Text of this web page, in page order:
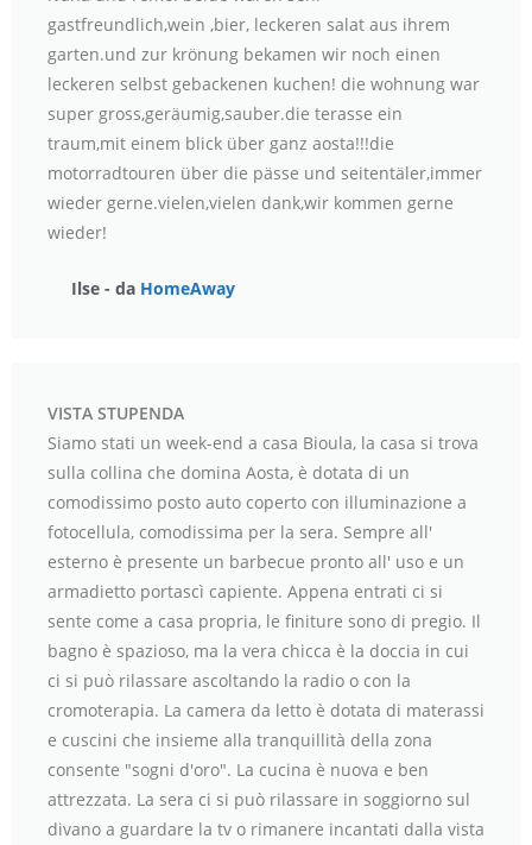
gastfreundlich,wein ,bier, leckeren salat aus ihrem
garten.und zur krönung bekamen wir noch einen
leckeren selbst gebackenen kuchen! die wohnung war
super gross,geräumig,sauber.die terasse ein
traum,mit einem blick über ganz aosta!!!die
motorradtouren über die pässe und seitentäler,immer
wieder gerne.vielen,vielen dank,wir kommen gerne
wieder!
Ilse - da HomeAway
VISTA STUPENDA
Siamo stati un week-end a casa Bioula, la casa si trova
sulla collina che domina Aosta, è dotata di un
comodissimo posto auto coperto con illuminazione a
fotocellula, comodissima per la sera. Sempre all'
esterno è presente un barbecue pronto all' uso e un
armadietto portascì capiente. Appena entrati ci si
sente come a casa propria, le finiture sono di pregio. Il
bagno è spazioso, ma la vera chicca è la doccia in cui
ci si può rilassare ascoltando la radio o con la
cromoterapia. La camera da letto è dotata di materassi
e cuscini che insieme alla tranquillità della zona
consente "sogni d'oro". La cucina è nuova e ben
attrezzata. La sera ci si può rilassare in soggiorno sul
divano a guardare la tv o rimanere incantati dalla vista